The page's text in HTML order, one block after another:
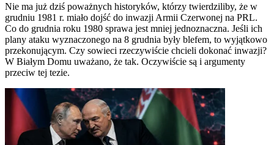
Nie ma już dziś poważnych historyków, którzy twierdziliby, że w
grudniu 1981 r. miało dojść do inwazji Armii Czerwonej na PRL.
Co do grudnia roku 1980 sprawa jest mniej jednoznaczna. Jeśli ich
plany ataku wyznaczonego na 8 grudnia były blefem, to wyjątkowo
przekonującym. Czy sowieci rzeczywiście chcieli dokonać inwazji?
W Białym Domu uważano, że tak. Oczywiście są i argumenty
przeciw tej tezie.